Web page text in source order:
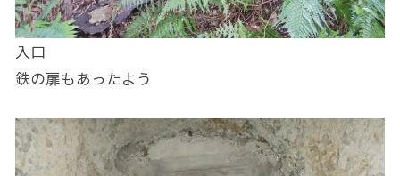
入口
鉄の扉もあったよう